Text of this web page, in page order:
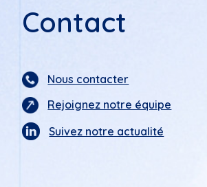
Contact
Nous contacter
Rejoignez notre équipe
Suivez notre actualité